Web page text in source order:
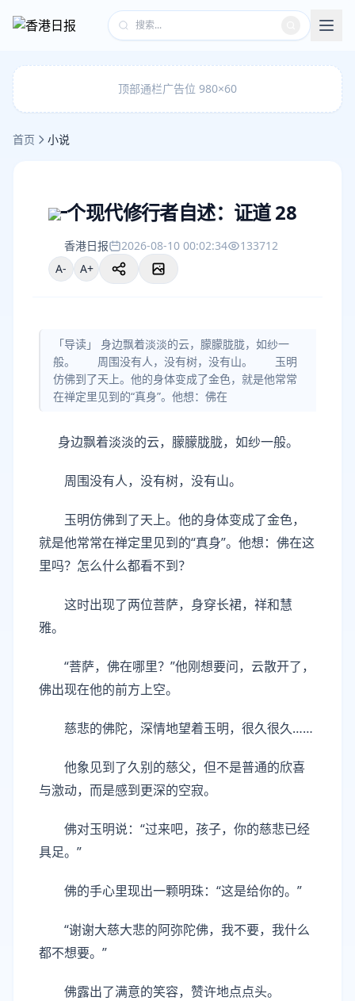
顶部通栏广告位 980×60
首页 小说
一个现代修行者自述：证道 28
香港日报 2026-08-10 00:02:34
133712
A-
A+
「导读」 身边飘着淡淡的云，朦朦胧胧，如纱一
般。 周围没有人，没有树，没有山。 玉明
仿佛到了天上。他的身体变成了金色，就是他常常
在禅定里见到的“真身”。他想：佛在
身边飘着淡淡的云，朦朦胧胧，如纱一般。
周围没有人，没有树，没有山。
玉明仿佛到了天上。他的身体变成了金色，
就是他常常在禅定里见到的“真身”。他想：佛在这
里吗？怎么什么都看不到？
这时出现了两位菩萨，身穿长裙，祥和慧
雅。
“菩萨，佛在哪里？”他刚想要问，云散开了，
佛出现在他的前方上空。
慈悲的佛陀，深情地望着玉明，很久很久……
他象见到了久别的慈父，但不是普通的欣喜
与激动，而是感到更深的空寂。
佛对玉明说：“过来吧，孩子，你的慈悲已经
具足。”
佛的手心里现出一颗明珠：“这是给你的。”
“谢谢大慈大悲的阿弥陀佛，我不要，我什么
都不想要。”
佛露出了满意的笑容，赞许地点点头。